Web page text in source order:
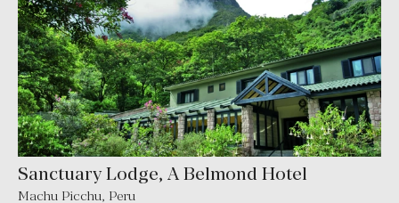
Sanctuary Lodge, A Belmond Hotel
Machu Picchu, Peru